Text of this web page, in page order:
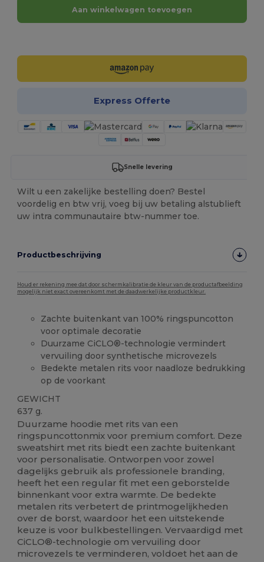
Aan winkelwagen toevoegen
Express Offerte
Snelle levering
Wilt u een zakelijke bestelling doen? Bestel
voordelig en btw vrij, voeg bij uw betaling alstublieft
uw intra communautaire btw-nummer toe.
Productbeschrijving
Houd er rekening mee dat door schermkalibratie de kleur van de productafbeelding
mogelijk niet exact overeenkomt met de daadwerkelijke productkleur.
Zachte buitenkant van 100% ringspuncotton
voor optimale decoratie
Duurzame CiCLO®-technologie vermindert
vervuiling door synthetische microvezels
Bedekte metalen rits voor naadloze bedrukking
op de voorkant
GEWICHT
637 g.
Duurzame hoodie met rits van een
ringspuncottonmix voor premium comfort. Deze
sweatshirt met rits biedt een zachte buitenkant
voor personalisatie. Ontworpen voor zowel
dagelijks gebruik als professionele branding,
heeft het een regular fit met een geborstelde
binnenkant voor extra warmte. De bedekte
metalen rits verbetert de printmogelijkheden
over de borst, waardoor het een uitstekende
keuze is voor bulkbestellingen. Vervaardigd met
CiCLO®-technologie om vervuiling door
microvezels te verminderen, voldoet het aan de